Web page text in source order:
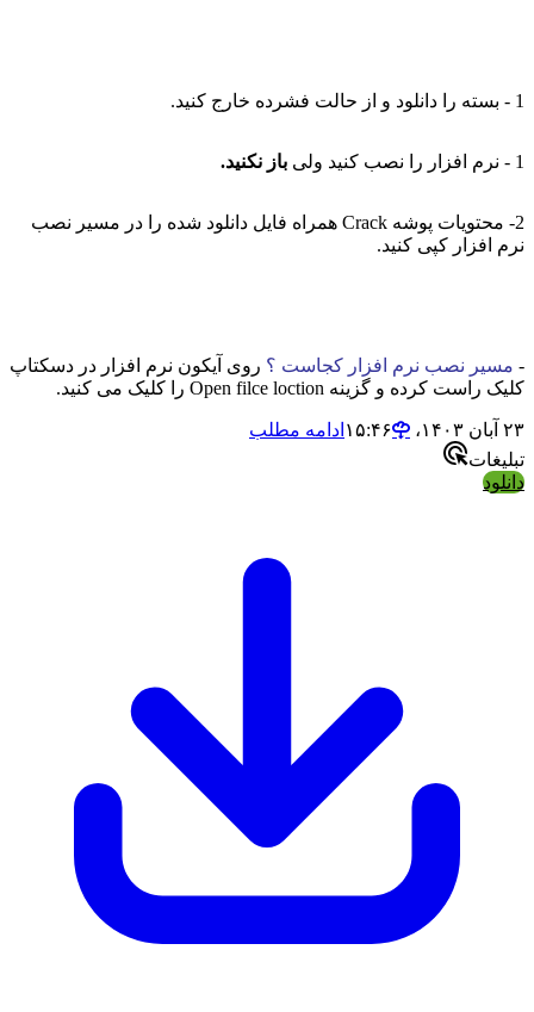
1 - بسته را دانلود و از حالت فشرده خارج کنید.
1 - نرم افزار را نصب کنید ولی باز نکنید.
2- محتویات پوشه Crack همراه فایل دانلود شده را در مسیر نصب
نرم افزار کپی کنید.
- مسیر نصب نرم افزار کجاست ؟ روی آیکون نرم افزار در دسکتاپ
کلیک راست کرده و گزینه Open filce loction را کلیک می کنید.
۲۳ آبان ۱۴۰۳،‏ ۱۵:۴۶
ادامه مطلب
تبلیغات
دانلود